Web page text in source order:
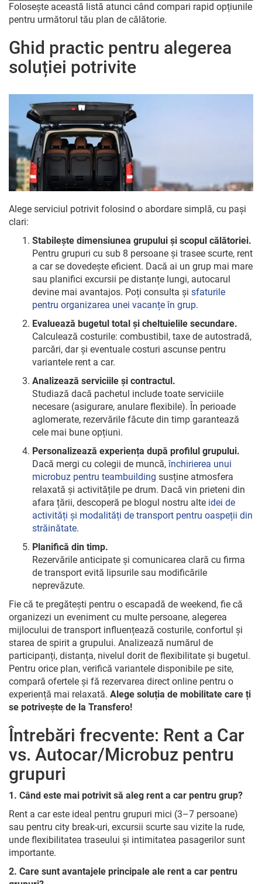
Folosește această listă atunci când compari rapid opțiunile
pentru următorul tău plan de călătorie.
Ghid practic pentru alegerea
soluției potrivite
Alege serviciul potrivit folosind o abordare simplă, cu pași
clari:
Stabilește dimensiunea grupului și scopul călătoriei.
Pentru grupuri cu sub 8 persoane și trasee scurte, rent
a car se dovedește eficient. Dacă ai un grup mai mare
sau planifici excursii pe distanțe lungi, autocarul
devine mai avantajos. Poți consulta și sfaturile
pentru organizarea unei vacanțe în grup.
Evaluează bugetul total și cheltuielile secundare.
Calculează costurile: combustibil, taxe de autostradă,
parcări, dar și eventuale costuri ascunse pentru
variantele rent a car.
Analizează serviciile și contractul.
Studiază dacă pachetul include toate serviciile
necesare (asigurare, anulare flexibile). În perioade
aglomerate, rezervările făcute din timp garantează
cele mai bune opțiuni.
Personalizează experiența după profilul grupului.
Dacă mergi cu colegii de muncă,închirierea unui
microbuz pentru teambuilding susține atmosfera
relaxată și activitățile pe drum. Dacă vin prieteni din
afara țării, descoperă pe blogul nostru alte idei de
activități și modalități de transport pentru oaspeții din
străinătate.
Planifică din timp.
Rezervările anticipate și comunicarea clară cu firma
de transport evită lipsurile sau modificările
neprevăzute.
Fie că te pregătești pentru o escapadă de weekend, fie că
organizezi un eveniment cu multe persoane, alegerea
mijlocului de transport influențează costurile, confortul și
starea de spirit a grupului. Analizează numărul de
participanți, distanța, nivelul dorit de flexibilitate și bugetul.
Pentru orice plan, verifică variantele disponibile pe site,
compară ofertele și fă rezervarea direct online pentru o
experiență mai relaxată. Alege soluția de mobilitate care ți
se potrivește de la Transfero!
Întrebări frecvente: Rent a Car
vs. Autocar/Microbuz pentru
grupuri
1. Când este mai potrivit să aleg rent a car pentru grup?
Rent a car este ideal pentru grupuri mici (3–7 persoane)
sau pentru city break-uri, excursii scurte sau vizite la rude,
unde flexibilitatea traseului și intimitatea pasagerilor sunt
importante.
2. Care sunt avantajele principale ale rent a car pentru